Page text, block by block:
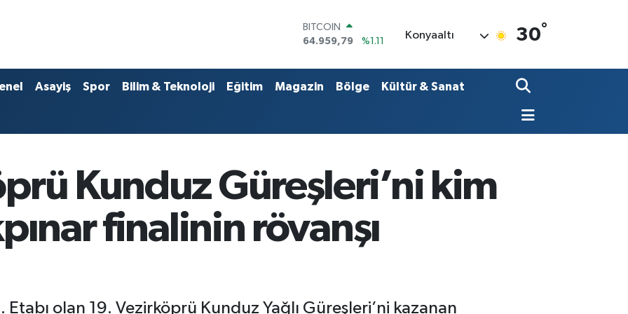
DOLAR
47,7436
%0.18
55,2510
%0.32
STERLİN
64.959,79
%1.11
Konyaaltı 30°
Asayiş Spor Bilim & Teknoloji Eğitim Magazin Bölge Kültür & Sanat
Kunduz Güreşleri’ni kim
finalinin rövanşı
Etabı olan 19. Vezirköprü Kunduz Yağlı Güreşleri’ni kazanan